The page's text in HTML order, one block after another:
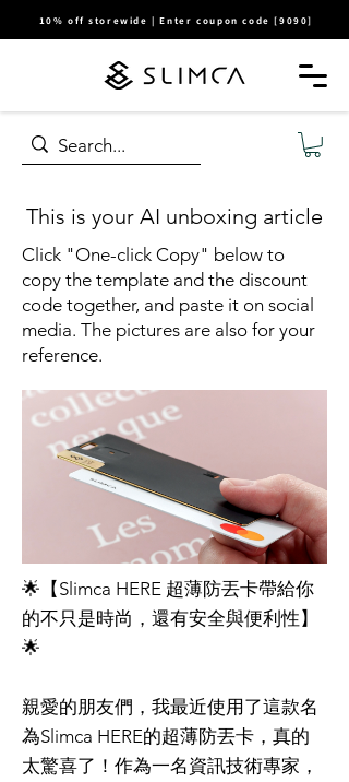
10% off storewide | Enter coupon code [9090]
This is your AI unboxing article
Click "One-click Copy" below to
copy the template and the discount
code together, and paste it on social
media. The pictures are also for your
reference.
🌟【Slimca HERE 超薄防丟卡帶給你
的不只是時尚，還有安全與便利性】
🌟
親愛的朋友們，我最近使用了這款名
為Slimca HERE的超薄防丟卡，真的
太驚喜了！作為一名資訊技術專家，